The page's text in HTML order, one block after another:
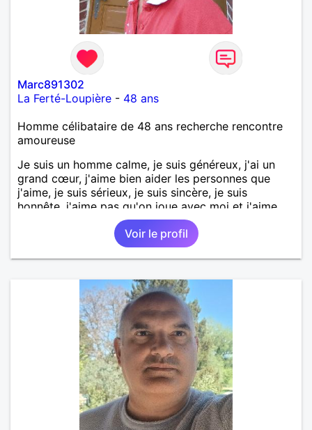
Marc891302
La Ferté-Loupière - 48 ans
Homme célibataire de 48 ans recherche rencontre
amoureuse
Je suis un homme calme, je suis généreux, j'ai un
grand cœur, j'aime bien aider les personnes que
j'aime, je suis sérieux, je suis sincère, je suis
honnête, j'aime pas qu'on joue avec moi et j'aime
pas les mensonges. Je cherche une relation
amoureuse et sérieuse.Voir le profil